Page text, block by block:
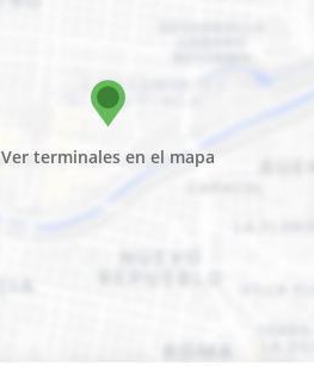
Ver terminales en el mapa